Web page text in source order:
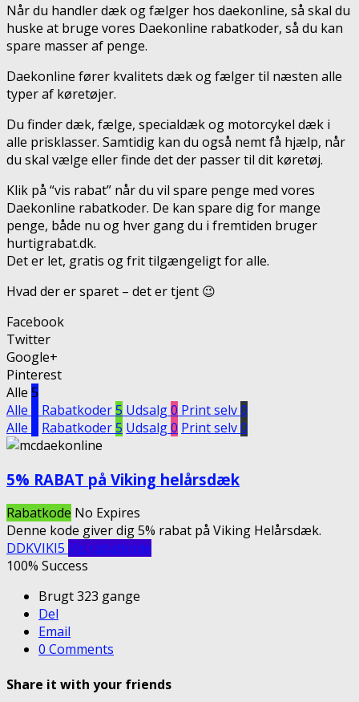
Når du handler dæk og fælger hos daekonline, så skal du
huske at bruge vores Daekonline rabatkoder, så du kan
spare masser af penge.
Daekonline fører kvalitets dæk og fælger til næsten alle
typer af køretøjer.
Du finder dæk, fælge, specialdæk og motorcykel dæk i
alle prisklasser. Samtidig kan du også nemt få hjælp, når
du skal vælge eller finde det der passer til dit køretøj.
Klik på “vis rabat” når du vil spare penge med vores
Daekonline rabatkoder. De kan spare dig for mange
penge, både nu og hver gang du i fremtiden bruger
hurtigrabat.dk.
Det er let, gratis og frit tilgængeligt for alle.
Hvad der er sparet – det er tjent 😉
Facebook
Twitter
Google+
Pinterest
Alle 5
Alle
Rabatkoder5 Udsalg0 Print selv0
Alle
Rabatkoder5 Udsalg0 Print selv0
5% RABAT på Viking helårsdæk
Rabatkode No Expires
Denne kode giver dig 5% rabat på Viking Helårsdæk.
DDKVIKI5 Vis rabatkode
100% Success
Brugt 323 gange
Del
Email
0 Comments
Share it with your friends